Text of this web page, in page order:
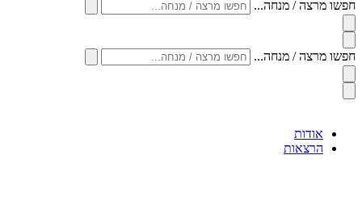
חפשו מרצה / מנחה...
חפשו מרצה / מנחה...
אודות
הרצאות